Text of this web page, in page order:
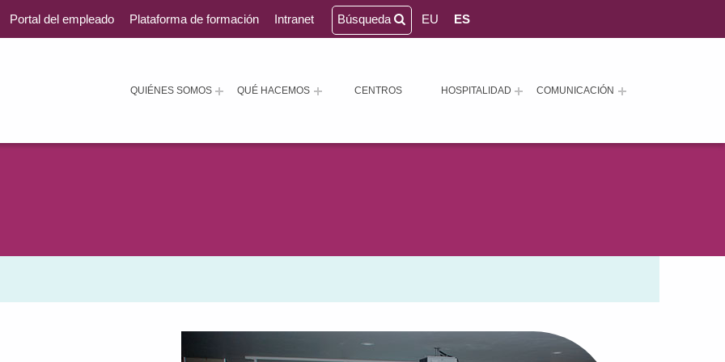
QUIÉNES SOMOS QUÉ HACEMOS CENTROS HOSPITALIDAD COMUNICACIÓN
Portal del empleado Plataforma de formación Intranet Búsqueda EU ES